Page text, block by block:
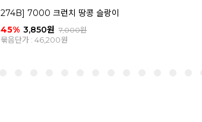
274B] 7000 크런치 땅콩 슬랑이
45% 3,850원 7,000원
묶음단가 : 46,200원